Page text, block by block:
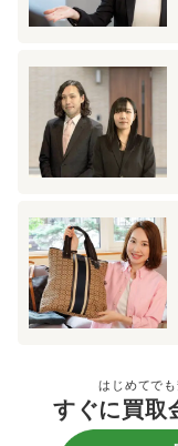
はじめてで
すぐに買取